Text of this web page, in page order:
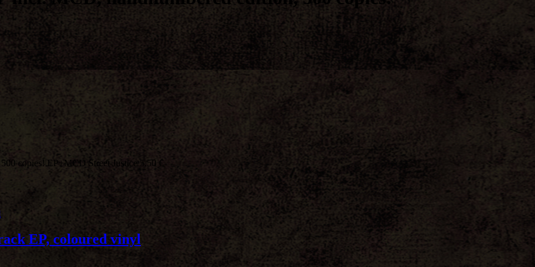
copies! EP+MCD Street Justice 5,50 €
EP, coloured vinyl